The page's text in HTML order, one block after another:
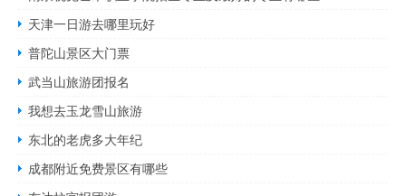
天津一日游去哪里玩好
普陀山景区大门票
武当山旅游团报名
我想去玉龙雪山旅游
东北的老虎多大年纪
成都附近免费景区有哪些